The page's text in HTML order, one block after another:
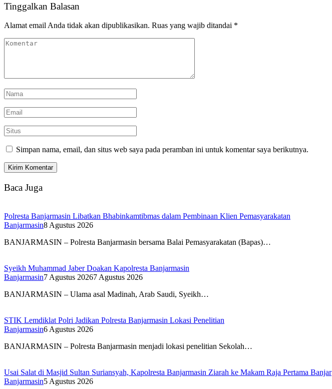
Tinggalkan Balasan
Alamat email Anda tidak akan dipublikasikan. Ruas yang wajib ditandai *
Simpan nama, email, dan situs web saya pada peramban ini untuk komentar saya berikutnya.
Baca Juga
Polresta Banjarmasin Libatkan Bhabinkamtibmas dalam Pembinaan Klien Pemasyarakatan
Banjarmasin8 Agustus 2026
BANJARMASIN – Polresta Banjarmasin bersama Balai Pemasyarakatan (Bapas)…
Syeikh Muhammad Jaber Doakan Kapolresta Banjarmasin
Banjarmasin7 Agustus 20267 Agustus 2026
BANJARMASIN – Ulama asal Madinah, Arab Saudi, Syeikh…
STIK Lemdiklat Polri Jadikan Polresta Banjarmasin Lokasi Penelitian
Banjarmasin6 Agustus 2026
BANJARMASIN – Polresta Banjarmasin menjadi lokasi penelitian Sekolah…
Usai Salat di Masjid Sultan Suriansyah, Kapolresta Banjarmasin Ziarah ke Makam Raja Pertama Banjar
Banjarmasin5 Agustus 2026